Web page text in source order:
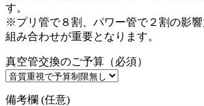
す。
※プリ管で８割、パワー管で２割の影響
組み合わせが重要となります。
真空管交換のご予算（必須）
備考欄 (任意)